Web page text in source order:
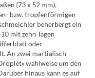
(73 x 52 mm),
bzw. tropfenförmigen
beherbergt ein
mit zehn Tagen
oder
An zwei martialisch
wahlweise um den
hinaus kann es auf